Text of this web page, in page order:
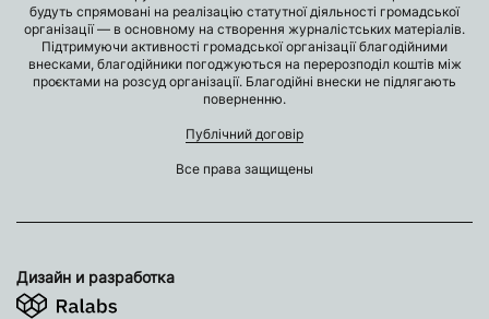
будуть спрямовані на реалізацію статутної діяльності громадської
організації — в основному на створення журналістських матеріалів.
Підтримуючи активності громадської організації благодійними
внесками, благодійники погоджуються на перерозподіл коштів між
проєктами на розсуд організації. Благодійні внески не підлягають
поверненню.
Публічний договір
Все права защищены
Дизайн и разработка